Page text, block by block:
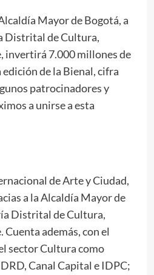
Mayor de Bogotá, a
Distrital de Cultura,
invertirá 7.000 millones de
de la Bienal, cifra
patrocinadores y
a unirse a esta
de Arte y Ciudad,
a la Alcaldía Mayor de
Distrital de Cultura,
además, con el
sector Cultura como
Canal Capital e IDPC;